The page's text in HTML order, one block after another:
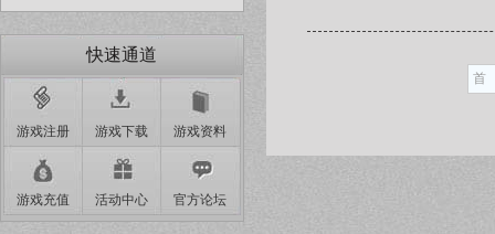
快速通道
游戏注册 游戏下载 游戏资料
游戏充值 活动中心 官方论坛
首